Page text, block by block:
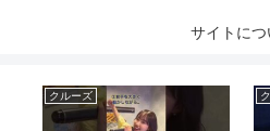
サイトにつ
クルーズ